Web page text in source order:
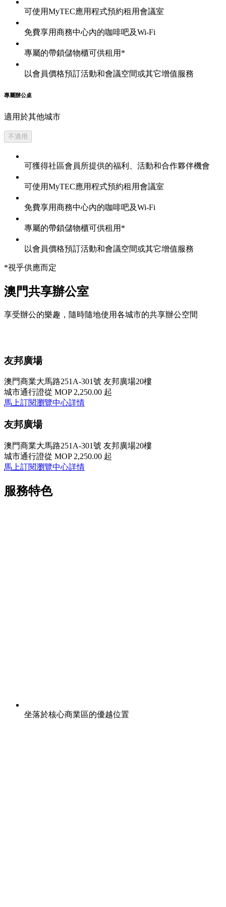
可使用MyTEC應用程式預約租用會議室
免費享用商務中心內的咖啡吧及Wi-Fi
專屬的帶鎖儲物櫃可供租用*
以會員價格預訂活動和會議空間或其它增值服務
專屬辦公桌
適用於其他城市
不適用
可獲得社區會員所提供的福利、活動和合作夥伴機會
可使用MyTEC應用程式預約租用會議室
免費享用商務中心內的咖啡吧及Wi-Fi
專屬的帶鎖儲物櫃可供租用*
以會員價格預訂活動和會議空間或其它增值服務
*視乎供應而定
澳門共享辦公室
享受辦公的樂趣，隨時隨地使用各城市的共享辦公空間
友邦廣場
澳門商業大馬路251A-301號 友邦廣場20樓
城市通行證從 MOP 2,250.00 起
馬上訂閱瀏覽中心詳情
友邦廣場
澳門商業大馬路251A-301號 友邦廣場20樓
城市通行證從 MOP 2,250.00 起
馬上訂閱瀏覽中心詳情
服務特色
坐落於核心商業區的優越位置